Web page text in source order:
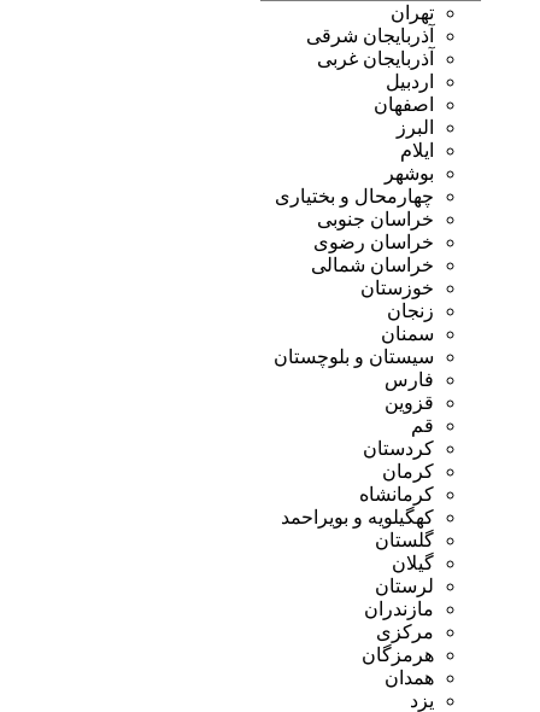
تهران
آذربایجان شرقی
آذربایجان غربی
اردبیل
اصفهان
البرز
ایلام
بوشهر
چهارمحال و بختیاری
خراسان جنوبی
خراسان رضوی
خراسان شمالی
خوزستان
زنجان
سمنان
سیستان و بلوچستان
فارس
قزوین
قم
کردستان
کرمان
کرمانشاه
کهگیلویه و بویراحمد
گلستان
گیلان
لرستان
مازندران
مرکزی
هرمزگان
همدان
یزد